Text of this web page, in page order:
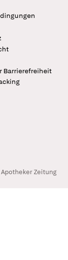
Barrierefreiheit
Zeitung